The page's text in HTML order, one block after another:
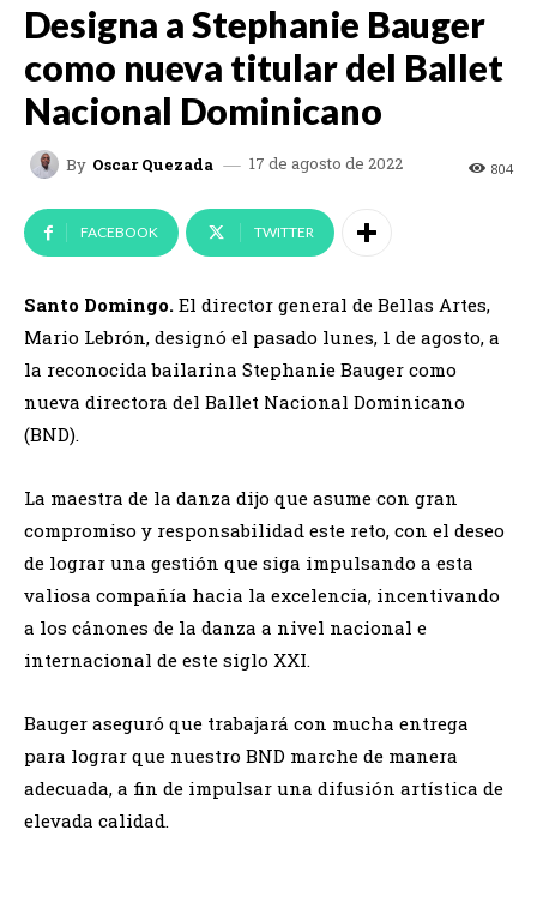
Designa a Stephanie Bauger
como nueva titular del Ballet
Nacional Dominicano
By Oscar Quezada 17 de agosto de 2022 804
FACEBOOK TWITTER
Santo Domingo. El director general de Bellas Artes,
Mario Lebrón, designó el pasado lunes, 1 de agosto, a
la reconocida bailarina Stephanie Bauger como
nueva directora del Ballet Nacional Dominicano
(BND).
La maestra de la danza dijo que asume con gran
compromiso y responsabilidad este reto, con el deseo
de lograr una gestión que siga impulsando a esta
valiosa compañía hacia la excelencia, incentivando
a los cánones de la danza a nivel nacional e
internacional de este siglo XXI.
Bauger aseguró que trabajará con mucha entrega
para lograr que nuestro BND marche de manera
adecuada, a fin de impulsar una difusión artística de
elevada calidad.